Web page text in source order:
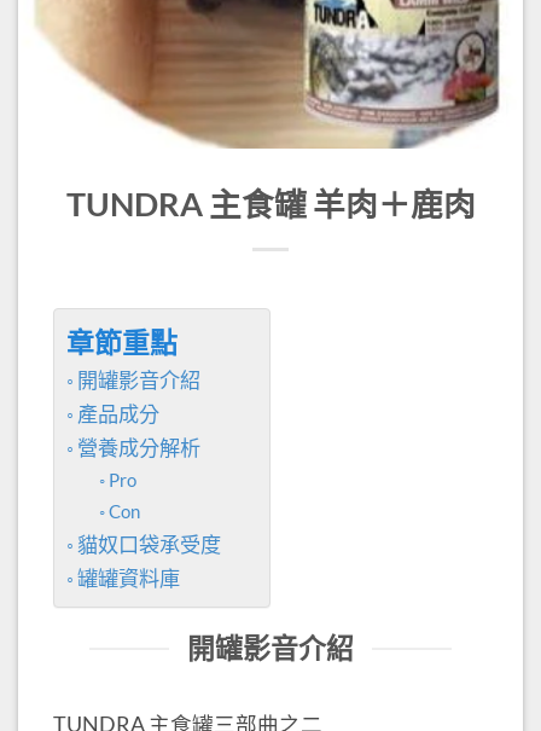
TUNDRA 主食罐 羊肉＋鹿肉
章節重點
開罐影音介紹
產品成分
營養成分解析
Pro
Con
貓奴口袋承受度
罐罐資料庫
開罐影音介紹
TUNDRA 主食罐三部曲之二